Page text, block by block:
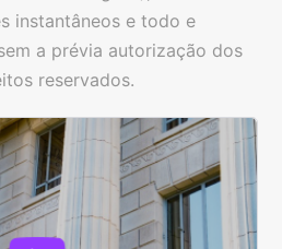
instantâneos e todo e
a prévia autorização dos
reservados.